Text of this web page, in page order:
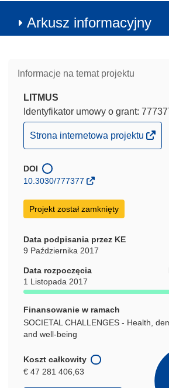
Arkusz informacyjny
Informacje na temat projektu
LITMUS
Identyfikator umowy o grant:
(odnośnik
otworzy
w
oknie)
Strona internetowa projektu
DOI
10.3030/777377
Projekt został zamknięty
Data podpisania przez KE
9 Października 2017
Data rozpoczęcia
1 Listopada 2017
Finansowanie w ramach
SOCIETAL CHALLENGES - Health,
and well-being
Koszt całkowity
€ 47 281 406,63